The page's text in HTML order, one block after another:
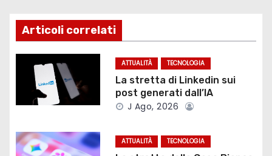
i
g
z
i
Articoli correlati
ATTUALITÀ TECNOLOGIA
La stretta di Linkedin sui
post generati dall’IA
J Ago, 2026
ATTUALITÀ TECNOLOGIA